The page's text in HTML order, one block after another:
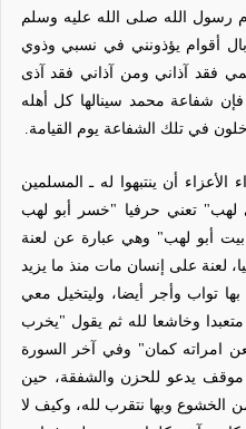
رسول الله صلى الله عليه وسلم
أقوام يؤذونني في نسبي وذوي
فقد آذاني ومن آذاني فقد آذى
شفاعة محمد سينالها كل أهله
في تلك الشفاعة يوم القيامة.
الأعزاء أن ينتبهوا لهـ المسلمين
لهب" تعني حرفيا "خسر أبو لهب
أبو لهب" وهي عبارة عن لعنة
لعنة على إنسان مات منذ ما يزيد
بها تواب وأجر أيضا، وليتخيل معي
وخاشعا لله ثم يقول "يخرب
امراته كمان" وفي آخر السورة
يدعو للحزن والشفقة، حين
الخشوع وبها نتقرب لله، وكيف لا